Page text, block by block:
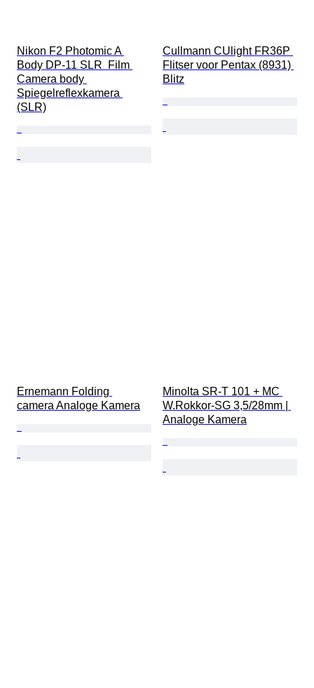
Nikon F2 Photomic A
Body DP-11 SLR  Film
Camera body
Spiegelreflexkamera
(SLR)
Cullmann CUlight FR36P
Flitser voor Pentax (8931)
Blitz
Ernemann Folding
camera Analoge Kamera
Minolta SR-T 101 + MC
W.Rokkor-SG 3,5/28mm |
Analoge Kamera